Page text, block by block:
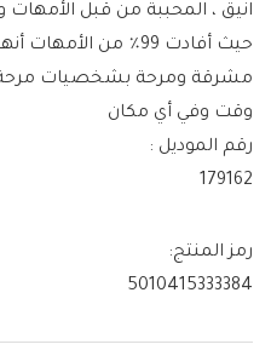
انيق ، المحببة من قبل الأمهات
حيث أفادت 99٪ من
مشرقة ومرحة بشخصيات مرحة
وقت وفي أي مكان
رقم الموديل :
179162
رمز المنتج:
5010415333384